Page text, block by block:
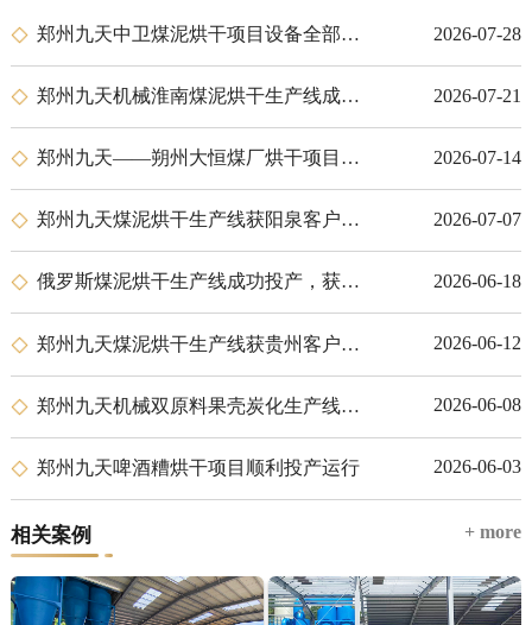
郑州九天中卫煤泥烘干项目设备全部安装完成 2026-07-28
郑州九天机械淮南煤泥烘干生产线成功投产交付 2026-07-21
郑州九天——朔州大恒煤厂烘干项目圆满交付 2026-07-14
郑州九天煤泥烘干生产线获阳泉客户高度认可，顺利投产 2026-07-07
俄罗斯煤泥烘干生产线成功投产，获客户高度赞誉 2026-06-18
郑州九天煤泥烘干生产线获贵州客户高度认可，顺利投产 2026-06-12
郑州九天机械双原料果壳炭化生产线落户肯尼亚尼耶利 2026-06-08
郑州九天啤酒糟烘干项目顺利投产运行 2026-06-03
相关案例 + more